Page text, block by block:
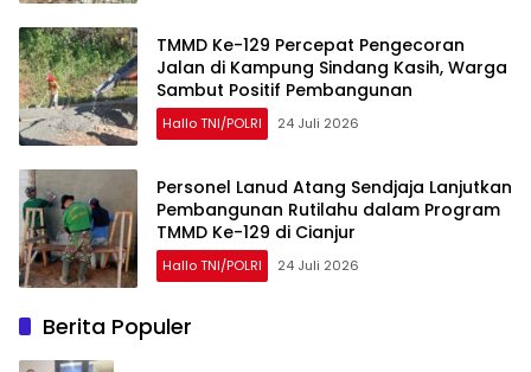
TMMD Ke-129 Percepat Pengecoran
Jalan di Kampung Sindang Kasih, Warga
Sambut Positif Pembangunan
Hallo TNI/POLRI 24 Juli 2026
Personel Lanud Atang Sendjaja Lanjutkan
Pembangunan Rutilahu dalam Program
TMMD Ke-129 di Cianjur
Hallo TNI/POLRI 24 Juli 2026
Berita Populer